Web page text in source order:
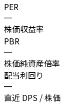
PER
—
株価収益率
PBR
—
株価純資産倍率
配当利回り
—
直近 DPS / 株価